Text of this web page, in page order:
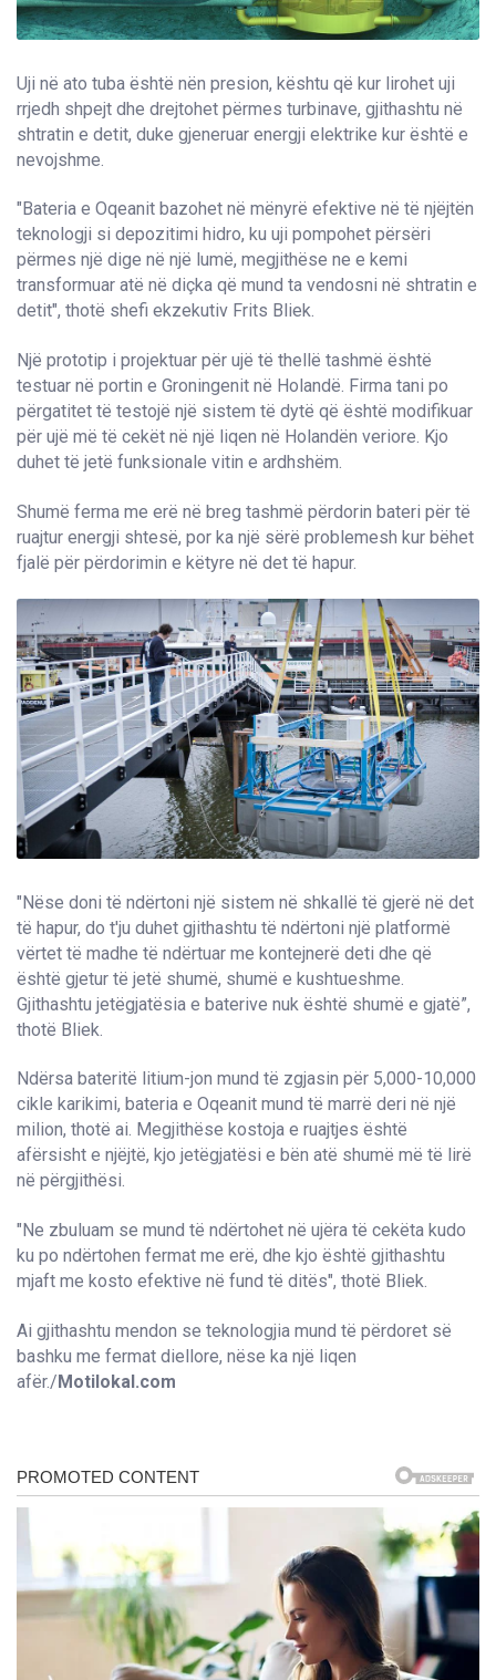
Uji në ato tuba është nën presion, kështu që kur lirohet uji
rrjedh shpejt dhe drejtohet përmes turbinave, gjithashtu në
shtratin e detit, duke gjeneruar energji elektrike kur është e
nevojshme.
"Bateria e Oqeanit bazohet në mënyrë efektive në të njëjtën
teknologji si depozitimi hidro, ku uji pompohet përsëri
përmes një dige në një lumë, megjithëse ne e kemi
transformuar atë në diçka që mund ta vendosni në shtratin e
detit", thotë shefi ekzekutiv Frits Bliek.
Një prototip i projektuar për ujë të thellë tashmë është
testuar në portin e Groningenit në Holandë. Firma tani po
përgatitet të testojë një sistem të dytë që është modifikuar
për ujë më të cekët në një liqen në Holandën veriore. Kjo
duhet të jetë funksionale vitin e ardhshëm.
Shumë ferma me erë në breg tashmë përdorin bateri për të
ruajtur energji shtesë, por ka një sërë problemesh kur bëhet
fjalë për përdorimin e këtyre në det të hapur.
"Nëse doni të ndërtoni një sistem në shkallë të gjerë në det
të hapur, do t'ju duhet gjithashtu të ndërtoni një platformë
vërtet të madhe të ndërtuar me kontejnerë deti dhe që
është gjetur të jetë shumë, shumë e kushtueshme.
Gjithashtu jetëgjatësia e baterive nuk është shumë e gjatë”,
thotë Bliek.
Ndërsa bateritë litium-jon mund të zgjasin për 5,000-10,000
cikle karikimi, bateria e Oqeanit mund të marrë deri në një
milion, thotë ai. Megjithëse kostoja e ruajtjes është
afërsisht e njëjtë, kjo jetëgjatësi e bën atë shumë më të lirë
në përgjithësi.
"Ne zbuluam se mund të ndërtohet në ujëra të cekëta kudo
ku po ndërtohen fermat me erë, dhe kjo është gjithashtu
mjaft me kosto efektive në fund të ditës", thotë Bliek.
Ai gjithashtu mendon se teknologjia mund të përdoret së
bashku me fermat diellore, nëse ka një liqen
afër./Motilokal.com